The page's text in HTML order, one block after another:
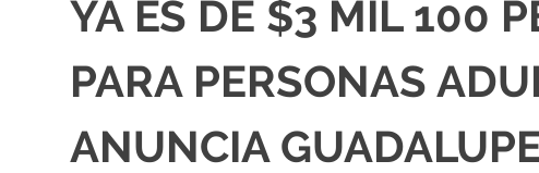
YA ES DE $3 MIL 100
PARA PERSONAS
ANUNCIA